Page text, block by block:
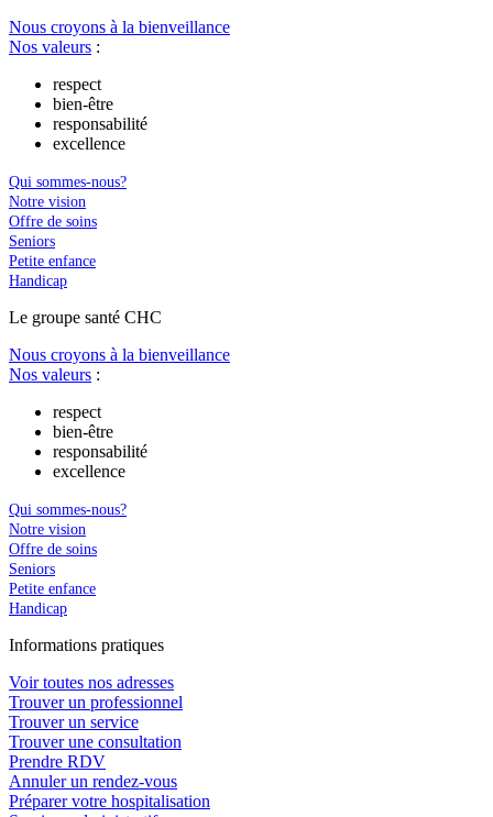
Nous croyons à la bienveillance
Nos valeurs :
respect
bien-être
responsabilité
excellence
Qui sommes-nous?
Notre vision
Offre de soins
Seniors
Petite enfance
Handicap
Le groupe santé CHC
Nous croyons à la bienveillance
Nos valeurs :
respect
bien-être
responsabilité
excellence
Qui sommes-nous?
Notre vision
Offre de soins
Seniors
Petite enfance
Handicap
Informations pratiques
Voir toutes nos adresses
Trouver un professionnel
Trouver un service
Trouver une consultation
Prendre RDV
Annuler un rendez-vous
Préparer votre hospitalisation